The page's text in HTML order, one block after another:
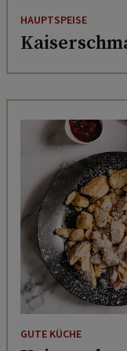
HAUPTSPEISE
GUTE KÜCHE